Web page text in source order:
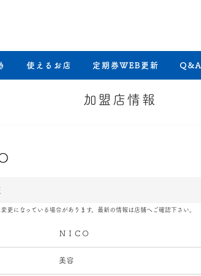
使えるお店 定期券WEB更新 Q&A
加盟店情報
更になっている場合があります。最新の情報は店舗へご確認下さい。
ＮＩＣＯ
美容